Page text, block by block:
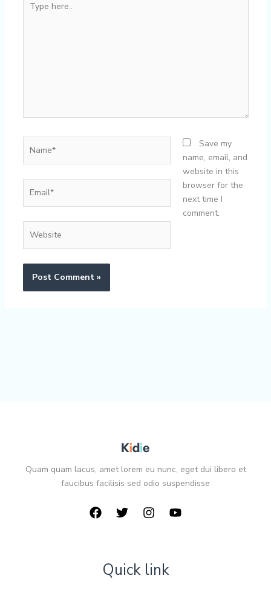
here..
Save my
name, email, and
website in this
browser for the
next time I
comment.
Quam quam lacus, amet lorem eu nunc, eget dui libero et
faucibus facilisis sed odio suspendisse
Quick link